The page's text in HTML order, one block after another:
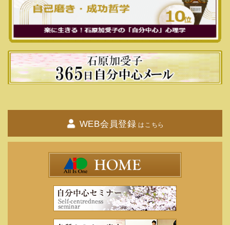
ad-parent-child-relationship/
↓Ａｍａｚｏｎ本購入ページ
https://amzn.to/3REq2r6
◇「自己肯定感」の高め方 「自分
に厳しい人」ほど自分を傷つける
自分に厳しい生き方では、強くなれません。
人生運も悪くなります。
↓Ａｍａｚｏｎ本購入ページ
https://amzn.to/3L6neAI
◇もう「イヤだー！疲れた、全部
投げ出したいー！
WEB会員登録 はこちら